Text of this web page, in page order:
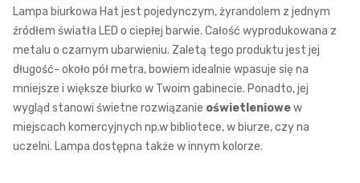
Lampa biurkowa Hat jest pojedynczym, żyrandolem z jednym
źródłem światła LED o ciepłej barwie. Całość wyprodukowana z
metalu o czarnym ubarwieniu. Zaletą tego produktu jest jej
długość- około pół metra, bowiem idealnie wpasuje się na
mniejsze i większe biurko w Twoim gabinecie. Ponadto, jej
wygląd stanowi świetne rozwiązanie oświetleniowew
miejscach komercyjnych np.w bibliotece, w biurze, czy na
uczelni. Lampa dostępna także w innym kolorze.